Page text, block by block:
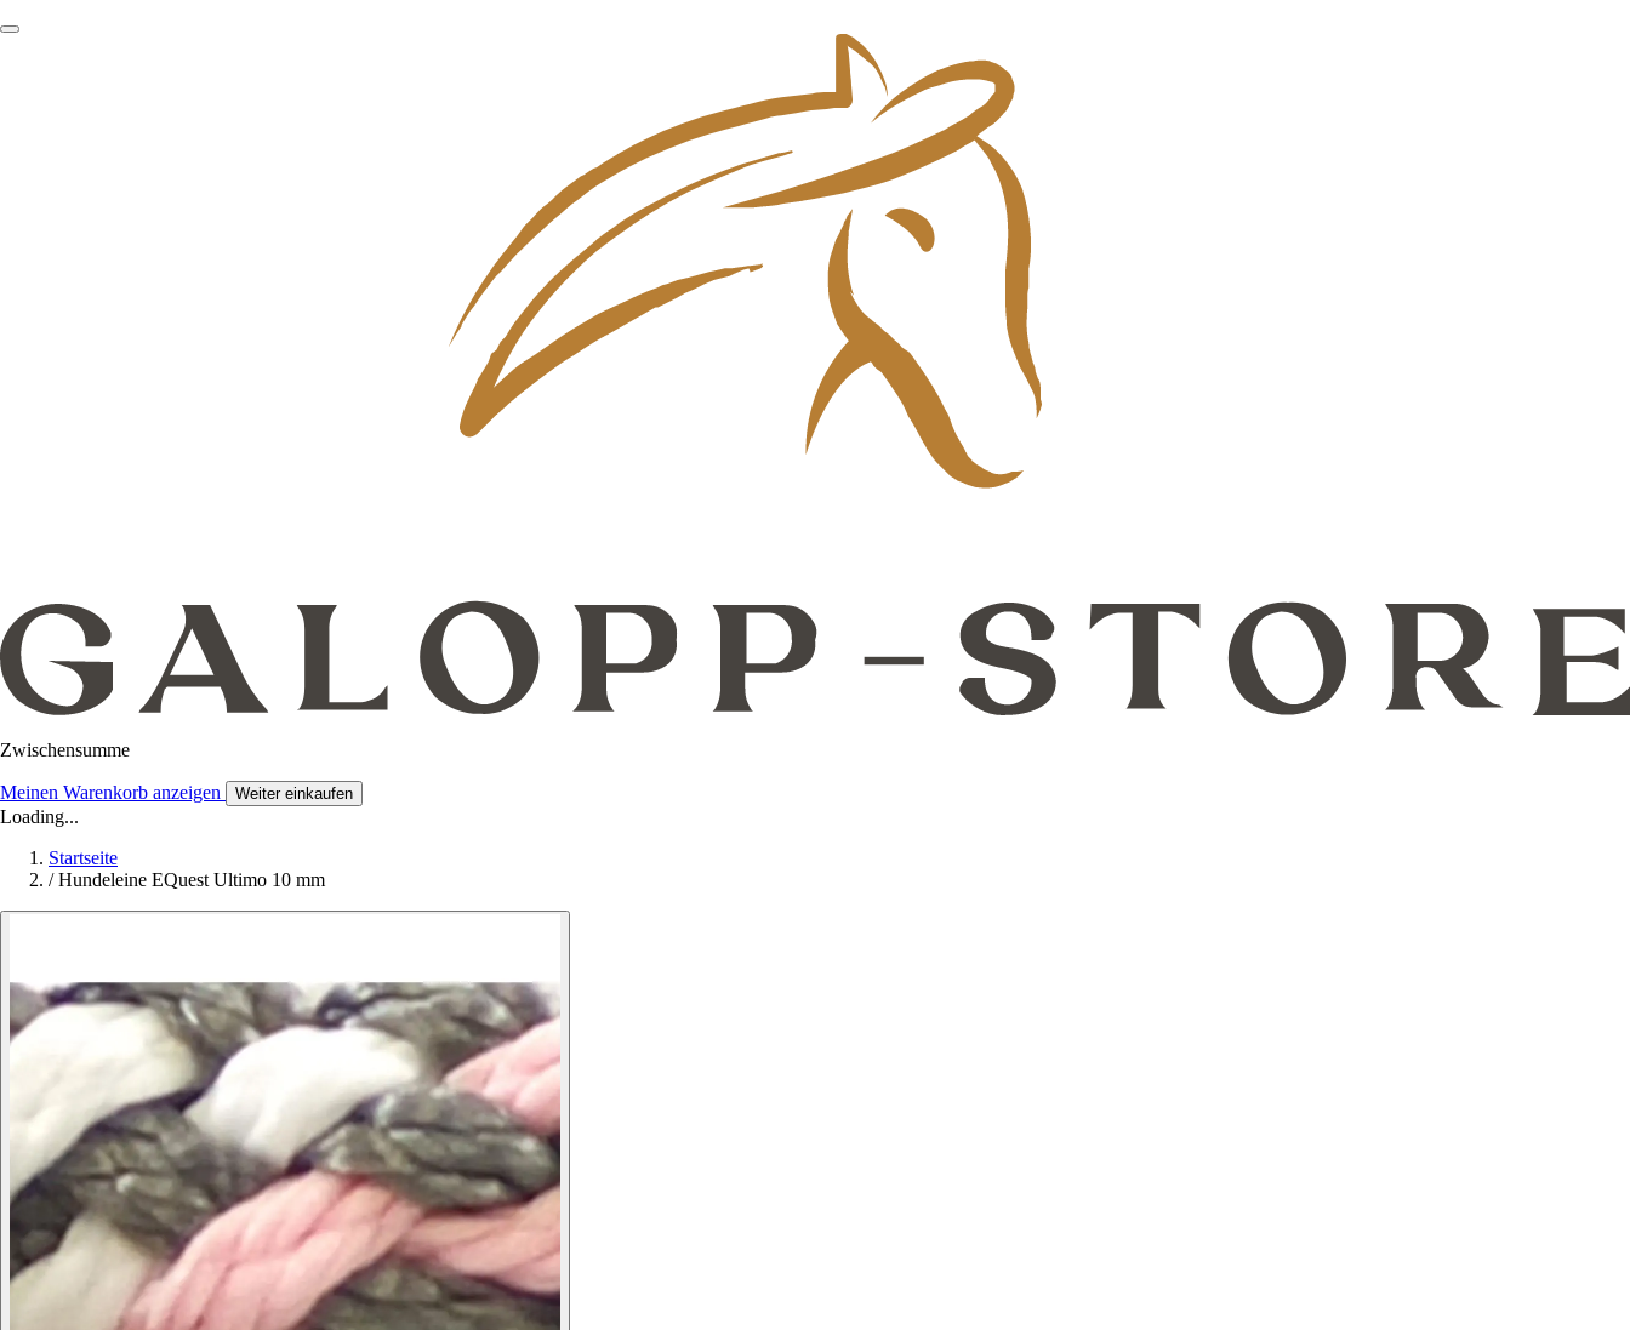
Zwischensumme
Meinen Warenkorb anzeigen Weiter einkaufen
Loading...
Startseite
/ Hundeleine EQuest Ultimo 10 mm